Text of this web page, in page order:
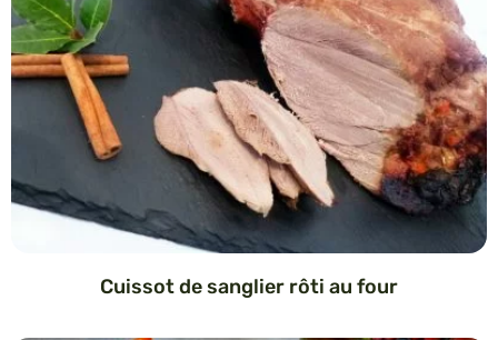
Cuissot de sanglier rôti au four